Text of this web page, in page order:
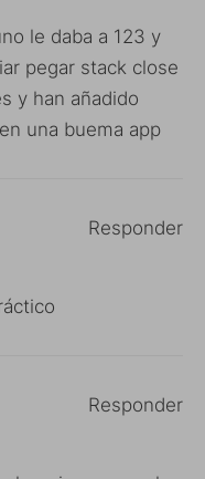
le daba a 123 y
pegar stack close
y han añadido
una buema app
Responder
Responder